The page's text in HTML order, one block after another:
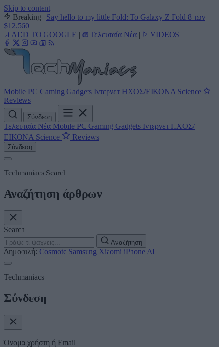
Skip to content
Breaking | Say hello to my little Fold: Το Galaxy Z Fold 8 των
$12.560
ADD TO GOOGLE | Τελευταία Νέα | VIDEOS
Mobile PC Gaming Gadgets Ιντερνετ ΗΧΟΣ/ΕΙΚΟΝΑ Science
Reviews
Σύνδεση
Τελευταία Νέα Mobile PC Gaming Gadgets Ιντερνετ ΗΧΟΣ/
ΕΙΚΟΝΑ Science Reviews
Σύνδεση
Techmaniacs Search
Αναζήτηση άρθρων
Search
Αναζήτηση
Δημοφιλή: Cosmote Samsung Xiaomi iPhone AI
Techmaniacs
Σύνδεση
Όνομα χρήστη ή Email